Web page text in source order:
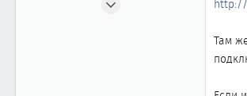
Там